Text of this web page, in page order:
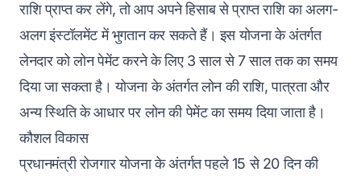
राशि प्राप्त कर लेंगे, तो आप अपने हिसाब से प्राप्त राशि का अलग-
अलग इंस्टॉलमेंट में भुगतान कर सकते हैं। इस योजना के अंतर्गत
लेनदार को लोन पेमेंट करने के लिए 3 साल से 7 साल तक का समय
दिया जा सकता है। योजना के अंतर्गत लोन की राशि, पात्रता और
अन्य स्थिति के आधार पर लोन की पेमेंट का समय दिया जाता है।
कौशल विकास
प्रधानमंत्री रोजगार योजना के अंतर्गत पहले 15 से 20 दिन की